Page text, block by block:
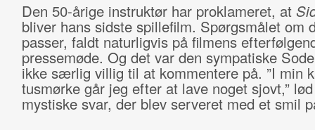
Den 50-årige instruktør har proklameret, at
bliver hans sidste spillefilm. Spørgsmålet om
passer, faldt naturligvis på filmens
pressemøde. Og det var den sympatiske
ikke særlig villig til at kommentere på. ”I min
tusmørke går jeg efter at lave noget sjovt,”
mystiske svar, der blev serveret med et smil